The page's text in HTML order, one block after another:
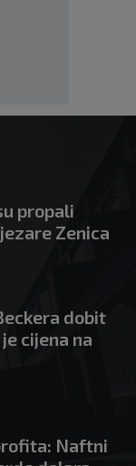
propali
Zenica
dobit
cijena na
Naftni